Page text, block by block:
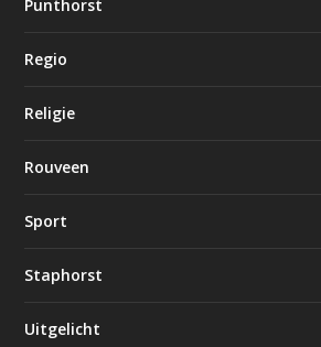
Punthorst
Regio
Religie
Rouveen
Sport
Staphorst
Uitgelicht